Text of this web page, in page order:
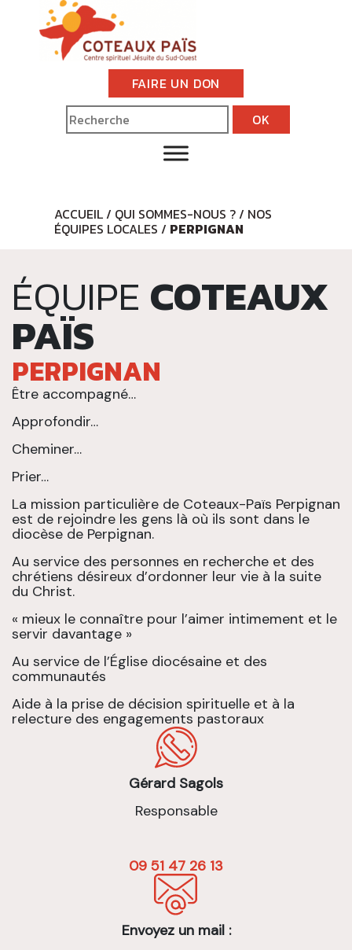
FAIRE UN DON
ACCUEIL/ QUI SOMMES-NOUS ?/ NOS
ÉQUIPES LOCALES / PERPIGNAN
ÉQUIPE COTEAUX
PAÏS
PERPIGNAN
Être accompagné…
Approfondir…
Cheminer…
Prier…
La mission particulière de Coteaux-Païs Perpignan
est de rejoindre les gens là où ils sont dans le
diocèse de Perpignan.
Au service des personnes en recherche et des
chrétiens désireux d’ordonner leur vie à la suite
du Christ.
« mieux le connaître pour l’aimer intimement et le
servir davantage »
Au service de l’Église diocésaine et des
communautés
Aide à la prise de décision spirituelle et à la
relecture des engagements pastoraux
Gérard Sagols
Responsable
09 51 47 26 13
Envoyez un mail :